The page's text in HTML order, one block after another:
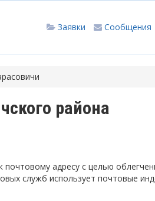
Сообщения
Заявки
района
адресу с целью
служб использует почтовые